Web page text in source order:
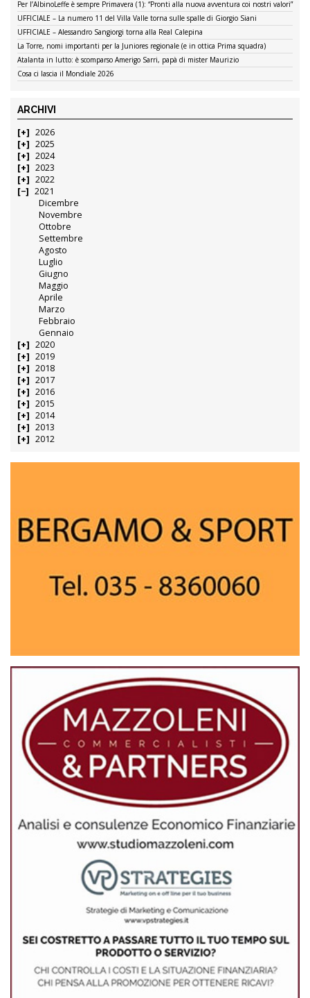
Per l’AlbinoLeffe è sempre Primavera (1): “Pronti alla nuova avventura coi nostri valori”
UFFICIALE – La numero 11 del Villa Valle torna sulle spalle di Giorgio Siani
UFFICIALE – Alessandro Sangiorgi torna alla Real Calepina
La Torre, nomi importanti per la Juniores regionale (e in ottica Prima squadra)
Atalanta in lutto: è scomparso Amerigo Sarri, papà di mister Maurizio
Cosa ci lascia il Mondiale 2026
ARCHIVI
2026
2025
2024
2023
2022
2021
Dicembre
Novembre
Ottobre
Settembre
Agosto
Luglio
Giugno
Maggio
Aprile
Marzo
Febbraio
Gennaio
2020
2019
2018
2017
2016
2015
2014
2013
2012